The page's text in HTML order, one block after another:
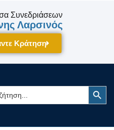
Τον Σεπτέμβριο Στην
Συνεδριάσεων
Λαρσινός
Κράτηση
Search Button